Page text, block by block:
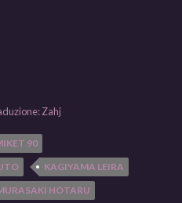
Zahj
90
KAGIYAMA LEIRA
HOTARU